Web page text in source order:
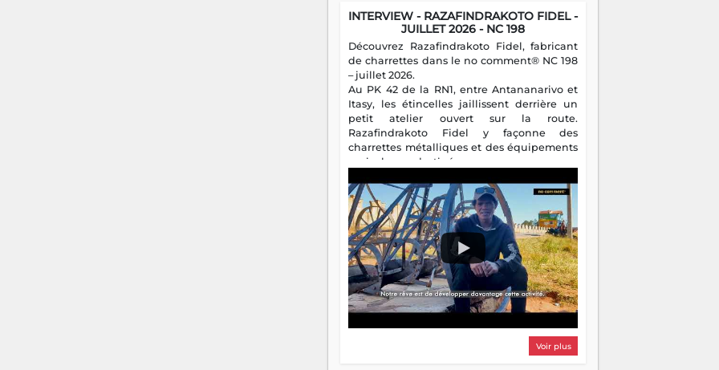
INTERVIEW - RAZAFINDRAKOTO FIDEL -
JUILLET 2026 - NC 198
Découvrez Razafindrakoto Fidel, fabricant
de charrettes dans le no comment® NC 198
– juillet 2026.
Au PK 42 de la RN1, entre Antananarivo et
Itasy, les étincelles jaillissent derrière un
petit atelier ouvert sur la route.
Razafindrakoto Fidel y façonne des
charrettes métalliques et des équipements
agricoles destinés aux campagnes
familial, il perpétue un métier discret mais
essentiel.
Voir plus